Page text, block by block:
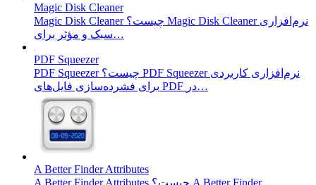
Magic Disk Cleaner
Magic Disk Cleaner چیست؟ Magic Disk Cleaner نرم‌افزاری
سبک و مؤثر برای…
PDF Squeezer
PDF Squeezer چیست؟ PDF Squeezer نرم‌افزاری کاربردی
برای فشرده‌سازی فایل‌های PDF در…
A Better Finder Attributes
A Better Finder Attributes چیست؟ A Better Finder